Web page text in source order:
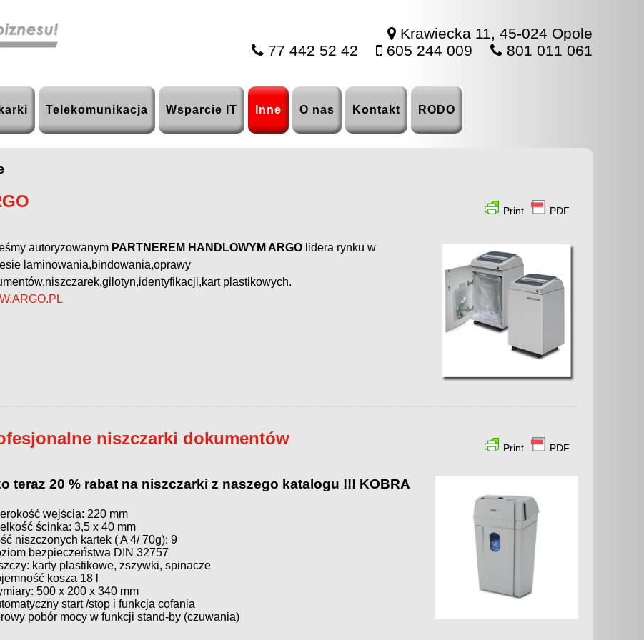
Krawiecka 11, 45-024 Opole
77 442 52 42
605 244 009 801 011 061
Telekomunikacja Wsparcie IT Inne O nas Kontakt RODO
Print PDF
autoryzowanym PARTNEREM HANDLOWYM ARGO lidera rynku w
laminowania,bindowania,oprawy
plastikowych.
niszczarki dokumentów Print PDF
teraz 20 % rabat na niszczarki z naszego katalogu !!! KOBRA
wejścia: 220 mm
ścinka: 3,5 x 40 mm
niszczonych kartek ( A 4/ 70g): 9
bezpieczeństwa DIN 32757
karty plastikowe, zszywki, spinacze
kosza 18 l
500 x 200 x 340 mm
start /stop i funkcja cofania
pobór mocy w funkcji stand-by (czuwania)